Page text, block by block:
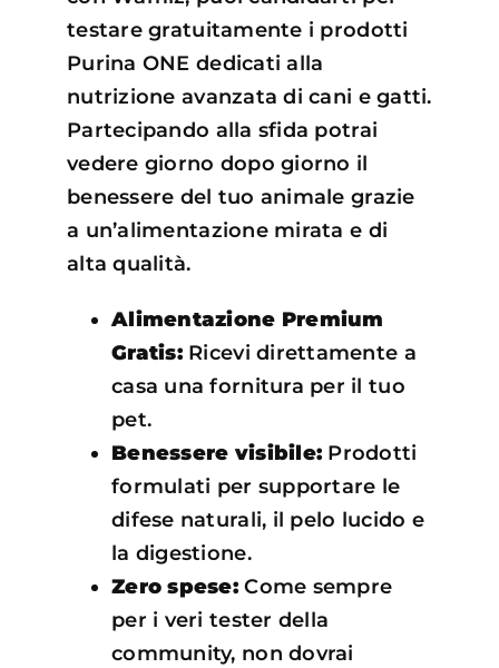
testare gratuitamente i prodotti
Purina ONE dedicati alla
nutrizione avanzata di cani e gatti.
Partecipando alla sfida potrai
vedere giorno dopo giorno il
benessere del tuo animale grazie
a un’alimentazione mirata e di
alta qualità.
Alimentazione Premium
Gratis:Ricevi direttamente a
casa una fornitura per il tuo
pet.
Benessere visibile: Prodotti
formulati per supportare le
difese naturali, il pelo lucido e
la digestione.
Zero spese:Come sempre
per i veri tester della
community, non dovrai